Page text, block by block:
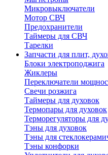
Микровыключатели
Мотор СВЧ
Предохранители
Таймеры для СВЧ
Тарелки
Запчасти для плит,
Блоки электроподжига
Жиклеры
Переключатели
Свечи розжига
Таймеры для духовок
Термопары для духовок
Терморегуляторы для
Тэны для духовок
Тэны для
Тэны конфорки